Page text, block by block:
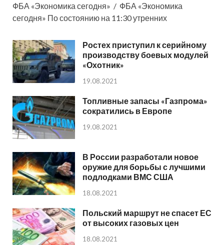
ФБА «Экономика сегодня» / ФБА «Экономика
сегодня» По состоянию на 11:30 утренних
Ростех приступил к серийному
производству боевых модулей
«Охотник»
19.08.2021
Топливные запасы «Газпрома»
сократились в Европе
19.08.2021
В России разработали новое
оружие для борьбы с лучшими
подлодками ВМС США
18.08.2021
Польский маршрут не спасет ЕС
от высоких газовых цен
18.08.2021